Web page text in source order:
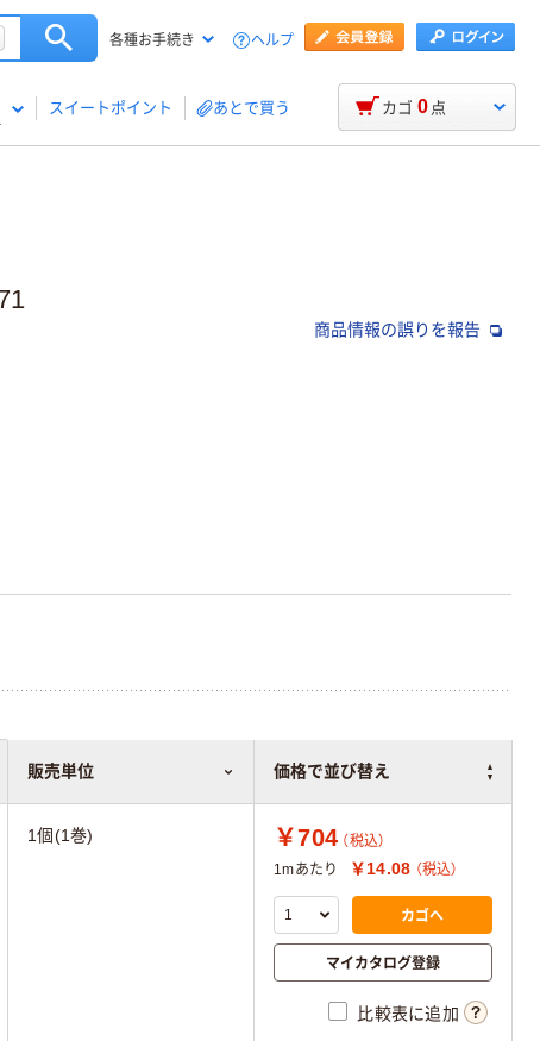
各種お手続き ヘルプ
スイートポイント あとで買う カゴ 0 点
商品情報の誤りを報告
販売単位 価格で並び替え
1個(1巻) ￥704 （税込）
1mあたり
￥14.08 （税込）
カゴへ
マイカタログ登録
比較表に追加